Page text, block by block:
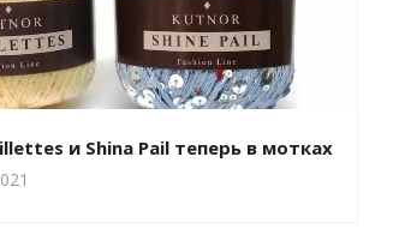
и Shina Pail теперь в мотках